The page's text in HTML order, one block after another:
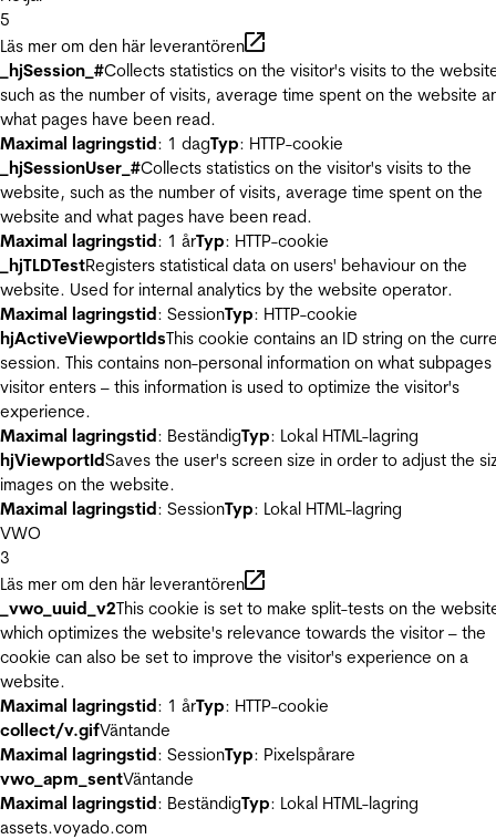
5
Läs mer om den här leverantören
_hjSession_#Collects statistics on the visitor's visits to the
such as the number of visits, average time spent on the website
what pages have been read.
Maximal lagringstid: 1 dagTyp: HTTP-cookie
_hjSessionUser_#Collects statistics on the visitor's visits to the
website, such as the number of visits, average time spent on the
website and what pages have been read.
Maximal lagringstid: 1 årTyp: HTTP-cookie
_hjTLDTestRegisters statistical data on users' behaviour on the
website. Used for internal analytics by the website operator.
Maximal lagringstid: SessionTyp: HTTP-cookie
hjActiveViewportIdsThis cookie contains an ID string on the
session. This contains non-personal information on what
visitor enters – this information is used to optimize the visitor's
experience.
Maximal lagringstid: BeständigTyp: Lokal HTML-lagring
hjViewportIdSaves the user's screen size in order to adjust the
images on the website.
Maximal lagringstid: SessionTyp: Lokal HTML-lagring
VWO
3
Läs mer om den här leverantören
_vwo_uuid_v2This cookie is set to make split-tests on the
which optimizes the website's relevance towards the visitor – the
cookie can also be set to improve the visitor's experience on a
website.
Maximal lagringstid: 1 årTyp: HTTP-cookie
collect/v.gifVäntande
Maximal lagringstid: SessionTyp: Pixelspårare
vwo_apm_sentVäntande
Maximal lagringstid: BeständigTyp: Lokal HTML-lagring
assets.voyado.com